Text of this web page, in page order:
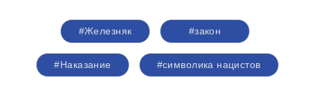
#Железняк #закон
#Наказание #символика нацистов